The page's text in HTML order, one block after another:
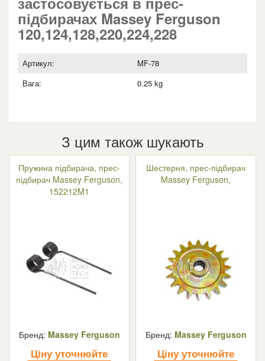
підбирачах Massey Ferguson
120,124,128,220,224,228
Артикул:
MF-78
Вага:
0.25 kg
З цим також шукають
Пружина підбирача, прес-
підбирач Massey Ferguson,
152212M1
Бренд: Massey Ferguson
Ціну уточнюйте
Шестерня, прес-підбирач
Massey Ferguson,
Бренд: Massey Ferguson
Ціну уточнюйте